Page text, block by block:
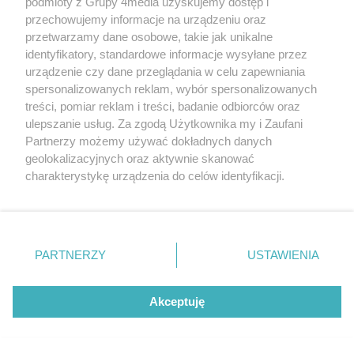
Czy mogę przekazać rabaty innym osobom?
Czy wysokość rabatów jest stała?
Czy rabaty od różnych partnerów łączą się ze
sobą?
Czy w każdym momencie mogę zrezygnować
z prenumeraty?
Jak mogę zgłosić chęć przystąpienia do
programu?
Jakie są kolejne kroki po wyrażeniu chęci
przechowujemy informacje na urządzeniu oraz
przetwarzamy dane osobowe, takie jak unikalne
identyfikatory, standardowe informacje wysyłane przez
urządzenie czy dane przeglądania w celu zapewniania
spersonalizowanych reklam, wybór spersonalizowanych
treści, pomiar reklam i treści, badanie odbiorców oraz
ulepszanie usług. Za zgodą Użytkownika my i Zaufani
Partnerzy możemy używać dokładnych danych
geolokalizacyjnych oraz aktywnie skanować
charakterystykę urządzenia do celów identyfikacji.
zmienić/wycofać klikając przycisk ustawień prywatności
znajdujący się w lewym dolnym rogu strony
. Niektóre
użytkownika, ale masz prawo sprzeciwić się takiemu
przetwarzaniu. Preferencje będą miały zastosowania tylko
PARTNERZY USTAWIENIA
Akceptuję